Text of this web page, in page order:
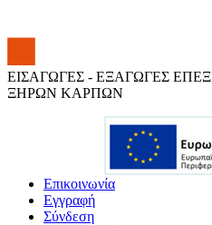
ΕΙΣΑΓΩΓΕΣ - ΕΞΑΓΩΓΕΣ
ΞΗΡΩΝ ΚΑΡΠΩΝ
Επικοινωνία
Εγγραφή
Σύνδεση